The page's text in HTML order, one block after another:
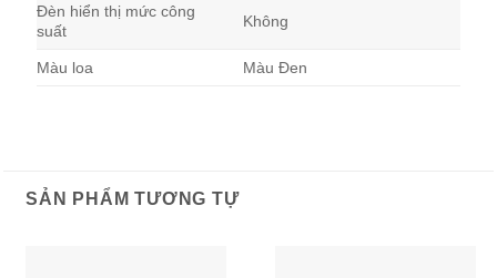
Đèn hiển thị mức công
suất
Không
Màu loa Màu Đen
SẢN PHẨM TƯƠNG TỰ